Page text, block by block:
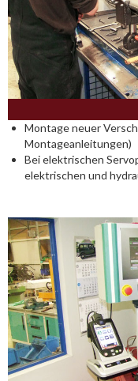
Montage neuer
Montageanleitungen)
Bei elektrischen
elektrischen und